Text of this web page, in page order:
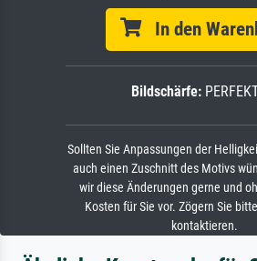
In den
Bildschärfe:
Sollten Sie Anpassungen der
auch einen Zuschnitt des Motivs
wir diese Änderungen gerne und
Kosten für Sie vor. Zögern Sie
kontaktieren.